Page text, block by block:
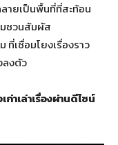
ายเป็นพื้นที่ที่สะท้อน
ชวนสัมผัส
เชื่อมโยงเรื่องราว
ลงตัว
าเล่าเรื่องผ่านดีไซน์